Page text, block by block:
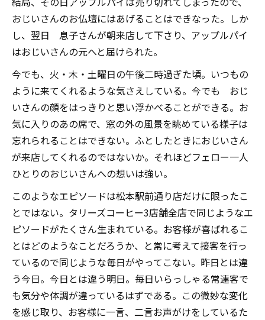
おじいさんのお仏壇にはあげることはできなった。しか
し、翌日 息子さんが朝来店して下さり、アップルパイ
はおじいさんの元へと届けられた。
今でも、火・木・土曜日の午後二時過ぎた頃。いつもの
ように来てくれるような気さえしている。今でも おじ
いさんの顔をはっきりと思い浮かべることができる。お
気に入りのあの席で、窓の外の風景を眺めている様子は
忘れられることはできない。ふとしたときにおじいさん
が来店してくれるのではないか。それほどフェロー一人
ひとりのおじいさんへの想いは強い。
このようなエピソードは松本駅前通り店だけに限ったこ
とではない。タリーズコーヒー3店舗全店で同じようなエ
ピソードがたくさん生まれている。お客様が喜ばれるこ
とはどのようなことだろうか、と常に考えて接客を行っ
ているので同じような毎日がやってこない。昨日とは違
う今日。今日とは違う明日。毎日いらっしゃる常連客で
も気分や体調が違っているはずである。この微妙な変化
を感じ取り、お客様に一言、二言お声がけをしているた